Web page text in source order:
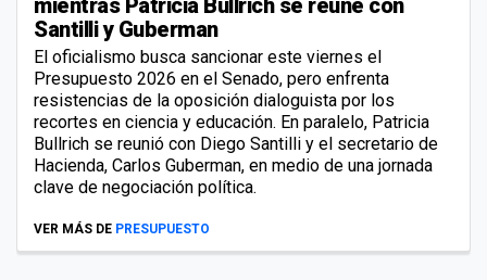
Santilli y Guberman
El oficialismo busca sancionar este viernes el
Presupuesto 2026 en el Senado, pero enfrenta
resistencias de la oposición dialoguista por los
recortes en ciencia y educación. En paralelo, Patricia
Bullrich se reunió con Diego Santilli y el secretario de
Hacienda, Carlos Guberman, en medio de una jornada
clave de negociación política.
VER MÁS DE PRESUPUESTO